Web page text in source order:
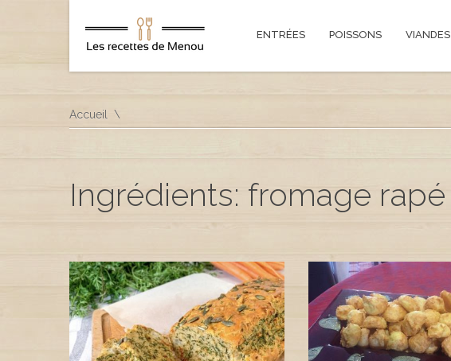
ENTRÉES POISSONS VIANDES
Accueil
Ingrédients: fromage rapé